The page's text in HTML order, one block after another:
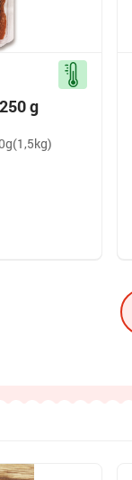
g